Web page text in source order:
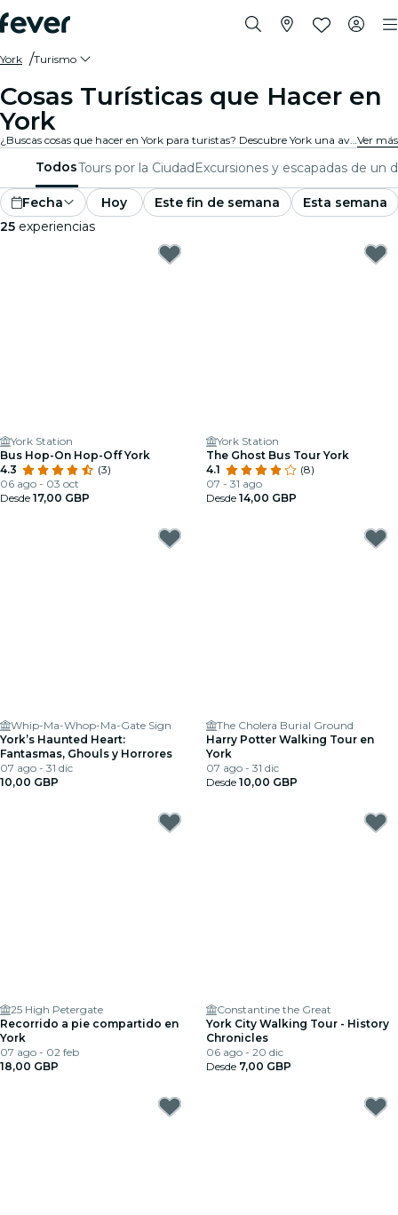
York Turismo
Cosas Turísticas que Hacer en
York
¿Buscas cosas que hacer en York para turistas? Descubre York una aventura a la vez con estas emocionantes experiencias diseñadas especialmente para turistas. ¡Descubre lo mejor que hay para hacer!Ver más
TodosTours por la CiudadExcursiones y escapadas de un
Fecha Hoy Este fin de semana
Esta semana
25 experiencias
York Station
Bus Hop-On Hop-Off York
4.3
(3)
06 ago - 03 oct
Desde 17,00 GBP
York Station
The Ghost Bus Tour York
4.1
(8)
07 - 31 ago
Desde 14,00 GBP
Whip-Ma-Whop-Ma-Gate Sign
York’s Haunted Heart:
Fantasmas, Ghouls y Horrores
07 ago - 31 dic
10,00 GBP
The Cholera Burial Ground
Harry Potter Walking Tour en
York
07 ago - 31 dic
Desde 10,00 GBP
25 High Petergate
Recorrido a pie compartido en
York
07 ago - 02 feb
18,00 GBP
Constantine the Great
York City Walking Tour - History
Chronicles
06 ago - 20 dic
Desde 7,00 GBP